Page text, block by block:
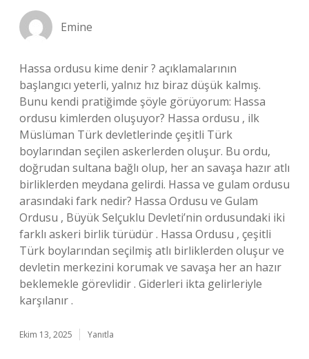
Emine
Hassa ordusu kime denir ? açıklamalarının
başlangıcı yeterli, yalnız hız biraz düşük kalmış.
Bunu kendi pratiğimde şöyle görüyorum: Hassa
ordusu kimlerden oluşuyor? Hassa ordusu , ilk
Müslüman Türk devletlerinde çeşitli Türk
boylarından seçilen askerlerden oluşur. Bu ordu,
doğrudan sultana bağlı olup, her an savaşa hazır atlı
birliklerden meydana gelirdi. Hassa ve gulam ordusu
arasındaki fark nedir? Hassa Ordusu ve Gulam
Ordusu , Büyük Selçuklu Devleti’nin ordusundaki iki
farklı askeri birlik türüdür . Hassa Ordusu , çeşitli
Türk boylarından seçilmiş atlı birliklerden oluşur ve
devletin merkezini korumak ve savaşa her an hazır
beklemekle görevlidir . Giderleri ikta gelirleriyle
karşılanır .
Ekim 13, 2025 Yanıtla